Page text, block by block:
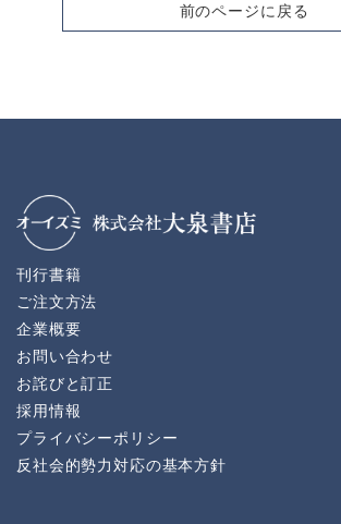
前のページに戻る
刊行書籍
ご注文方法
企業概要
お問い合わせ
お詫びと訂正
採用情報
プライバシーポリシー
反社会的勢力対応の基本方針